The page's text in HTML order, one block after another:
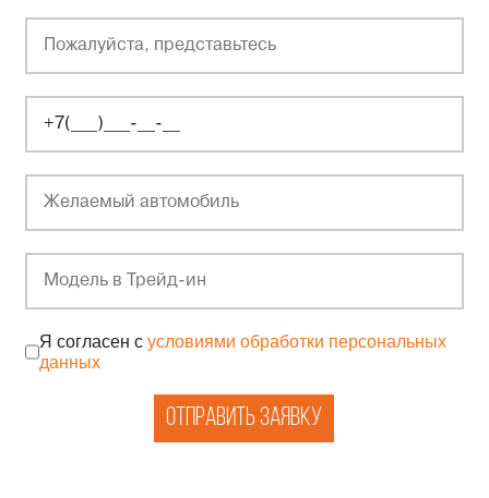
Я согласен с условиями обработки персональных
данных
Отправить заявку